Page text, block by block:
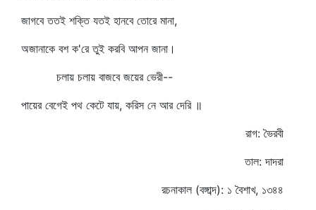
জাগবে ততই শক্তি যতই হানবে তোরে মানা,
অজানাকে বশ ক'রে তুই করবি আপন জানা।
চলায় চলায় বাজবে জয়ের ভেরী--
পায়ের বেগেই পথ কেটে যায়, করিস নে আর দেরি ॥
রাগ: ভৈরবী
তাল: দাদরা
রচনাকাল (বঙ্গাব্দ): ১ বৈশাখ, ১৩৪৪